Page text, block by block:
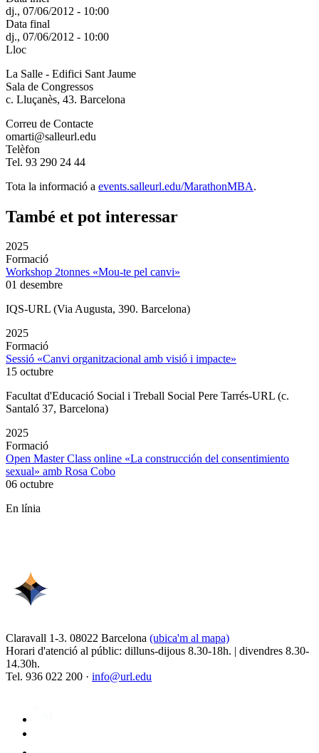
dj., 07/06/2012 - 10:00
Data final
dj., 07/06/2012 - 10:00
Lloc
La Salle - Edifici Sant Jaume
Sala de Congressos
c. Lluçanès, 43. Barcelona
Correu de Contacte
omarti@salleurl.edu
Telèfon
Tel. 93 290 24 44
Tota la informació a events.salleurl.edu/MarathonMBA.
També et pot interessar
2025
Formació
Workshop 2tonnes «Mou-te pel canvi»
01 desembre
IQS-URL (Via Augusta, 390. Barcelona)
2025
Formació
Sessió «Canvi organitzacional amb visió i impacte»
15 octubre
Facultat d'Educació Social i Treball Social Pere Tarrés-URL (c.
Santaló 37, Barcelona)
2025
Formació
Open Master Class online «La construcción del consentimiento
sexual» amb Rosa Cobo
06 octubre
En línia
Claravall 1-3. 08022 Barcelona (ubica'm al mapa)
Horari d'atenció al públic: dilluns-dijous 8.30-18h. | divendres 8.30-
14.30h.
Tel. 936 022 200 · info@url.edu